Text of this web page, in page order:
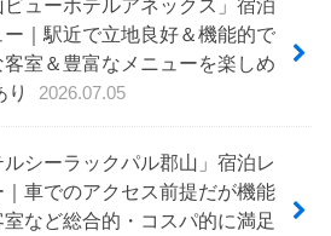
ビューホテルアネックス」宿泊
ー｜駅近で立地良好＆機能的で
室＆豊富なメニューを楽しめ
り
2026.07.05
ルシーラックパル郡山」宿泊レ
｜車でのアクセス前提だが機能
室など総合的・コスパ的に満足